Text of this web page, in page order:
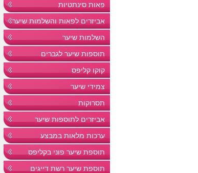
פאות סינתטיות
אביזרים לפאות והשלמות שיער
השלמות שיער
תוספות שיער לגברים
קוקו קליפס
צמידי שיער
תסרוקות
אביזרים לתוספות שיער
ערכות מלאות במבצע
תוספת שיער פוני בקליפס
תוספת שיער רשת דייגים